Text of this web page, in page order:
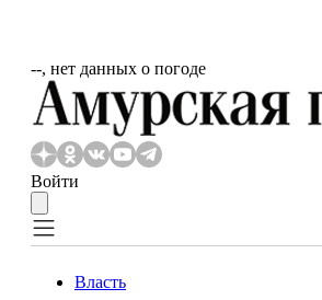
‐‐, нет данных о погоде
Войти
Власть